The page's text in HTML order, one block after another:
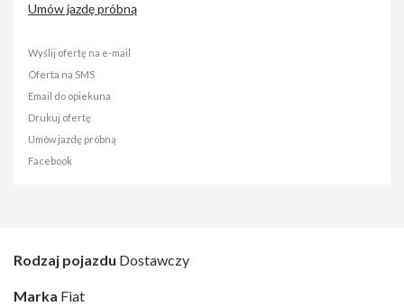
Umów jazdę próbną
Wyślij ofertę na e-mail
Oferta na SMS
Email do opiekuna
Drukuj ofertę
Umów jazdę próbną
Facebook
Rodzaj pojazdu Dostawczy
Marka Fiat